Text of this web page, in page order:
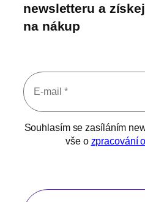
newsletteru a
na nákup
Souhlasím se zasíláním
vše o zpracování